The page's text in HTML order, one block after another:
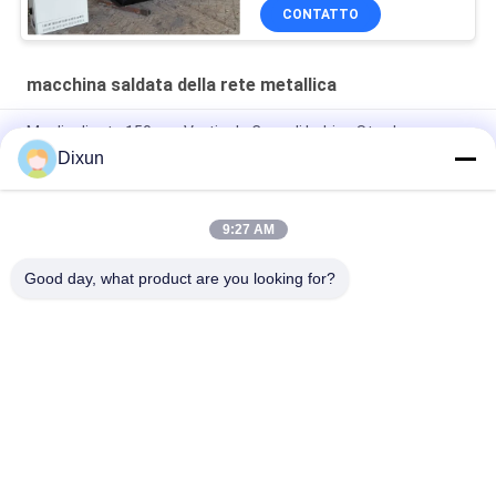
CONTATTO
macchina saldata della rete metallica
Maglia di rete 150mm Verticale Cavo di bobina Strada
indurimento Conforze Cavo macchina
PLC Wire Mesh Saldatore Larghezza di maglia 2,1m
Dimensione del buco 1/2 pollice Saldato rete di filo di maglia
Dixun
9:27 AM
Good day, what product are you looking for?